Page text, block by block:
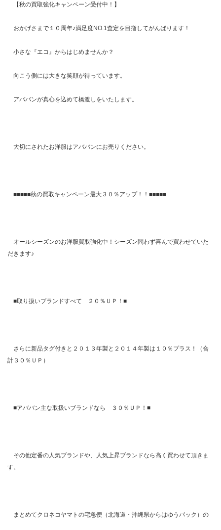
【秋の買取強化キャンペーン受付中！】
おかげさまで１０周年♪満足度NO.1査定を目指してがんばります！
小さな『エコ』からはじめませんか？
向こう側には大きな笑顔が待っています。
アババンが真心を込めて橋渡しをいたします。
大切にされたお洋服はアババンにお売りください。
■■■■■秋の買取キャンペーン最大３０％アップ！！■■■■■
オールシーズンのお洋服買取強化中！シーズン問わず喜んで買わせていた
だきます♪
■取り扱いブランドすべて ２０％ＵＰ！■
さらに新品タグ付きと２０１３年製と２０１４年製は１０％プラス！（合
計３０％ＵＰ）
■アババン主な取扱いブランドなら ３０％ＵＰ！■
その他定番の人気ブランドや、人気上昇ブランドなら高く買わせて頂きま
す。
まとめてクロネコヤマトの宅急便（北海道・沖縄県からはゆうパック）の